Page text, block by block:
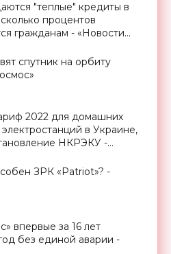
"теплые" кредиты в
процентов
гражданам - «Новости
спутник на орбиту
2022 для домашних
в Украине,
НКРЭКУ -
ЗРК «Patriot»? -
впервые за 16 лет
без единой аварии -